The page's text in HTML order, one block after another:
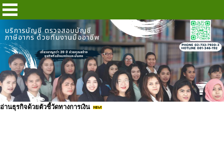
อ่านธุรกิจด้วยตัวชี้วัดทางการเงิน